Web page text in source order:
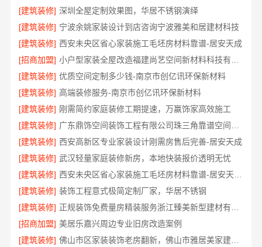
[建筑装修] 深圳全屋定制效果图，华居不锈钢演绎
[建筑装修] 宁波余姚家装设计到店咨询宁波雅美和居建材科技
[建筑装修] 西安未央区省心家装施工毛坯房材料靠谱-居安天成
[招商加盟]
[建筑装修] 优质空间定制多少钱-南京市创亿讯环保新材料
[建筑装修] 高端装修服务-南京市创亿讯环保新材料
[建筑装修] 刚需简约家庭装修工期提速，万赢饰家高效施工
[建筑装修]
[建筑装修] 西安高新区专业家装设计刚需房售后完善-居安天成
[建筑装修] 武汉轻量家庭装修新房，本地快装报价透明无忧
[建筑装修]
[建筑装修] 装饰工程意式极简定制厂家，华居不锈钢
[建筑装修]
[招商加盟] 美居乐嘉兴周边专业旧房改造案例
[建筑装修]
佛山市区家装装饰老房翻新，佛山市雅居美家建筑装饰工程有限公司焕新居